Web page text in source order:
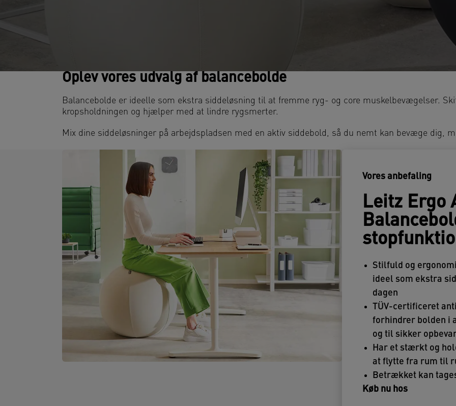
Oplev vores udvalg af balancebolde
Balancebolde er ideelle som ekstra siddeløsning til at fremme ryg- og core muskelbevægelser.
kropsholdningen og hjælper med at lindre rygsmerter.
Mix dine siddeløsninger på arbejdspladsen med en aktiv siddebold, så du nemt kan bevæge dig,
Vores anbefaling
Leitz Ergo
Stilfuld og
ideel som ekstra
dagen
TÜV-certificeret
forhindrer bolden i
og til sikker
Har et stærkt og
at flytte fra rum til
Betrækket kan
Køb nu hos